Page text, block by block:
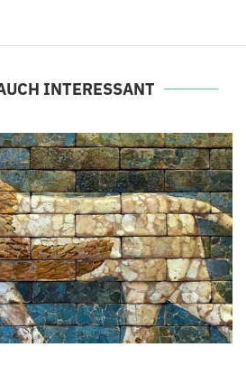
INTERESSANT